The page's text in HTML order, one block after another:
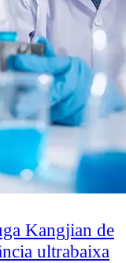
Kangjian de
ultrabaixa